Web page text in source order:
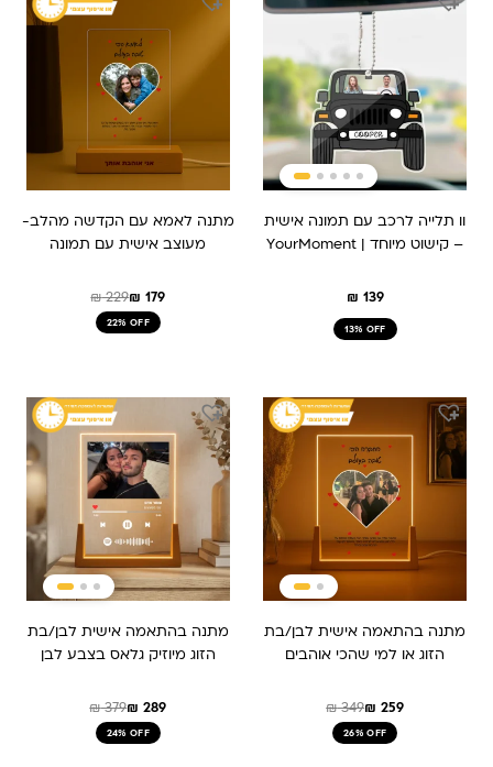
וו תלייה לרכב עם תמונה אישית
– קישוט מיוחד | YourMoment
₪ 139
13% OFF
מתנה לאמא עם הקדשה מהלב-
מעוצב אישית עם תמונה
₪229
היה:
₪ 179
הוא:
22% OFF
מתנה בהתאמה אישית לבן/בת
הזוג או למי שהכי אוהבים
₪349
המחיר
היה:
₪ 259
המחיר
הוא:
26% OFF
מתנה בהתאמה אישית לבן/בת
הזוג מיוזיק גלאס בצבע לבן
₪379
המחיר
היה:
₪ 379.
₪ 289
המחיר
הוא:
₪ 289.
24% OFF